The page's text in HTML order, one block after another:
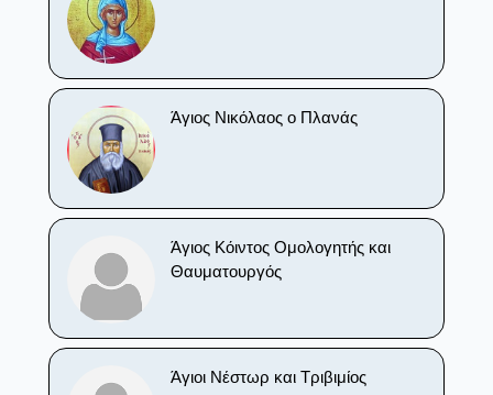
Άγιος Νικόλαος ο Πλανάς
Άγιος Κόιντος Ομολογητής και
Θαυματουργός
Άγιοι Νέστωρ και Τριβιμίος